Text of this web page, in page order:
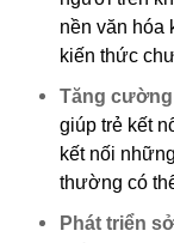
nền văn hóa
kiến thức
Tăng
giúp trẻ kết
kết nối
thường có
Phát triển